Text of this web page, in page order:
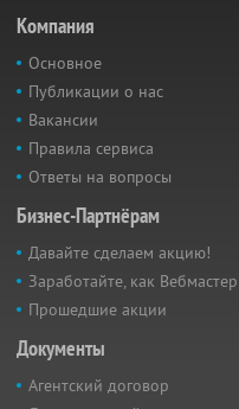
Компания
Основное
Публикации о нас
Вакансии
Правила сервиса
Ответы на вопросы
Бизнес-Партнёрам
Давайте сделаем акцию!
Заработайте, как Вебмастер
Прошедшие акции
Документы
Агентский договор